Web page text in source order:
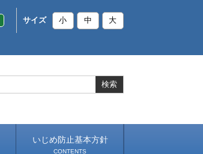
サイズ 小 中 大
いじめ防止基本方針
CONTENTS